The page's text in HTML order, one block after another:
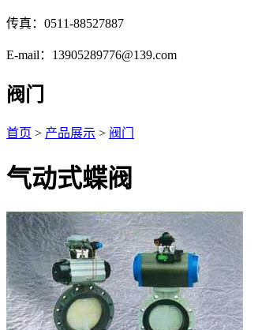
传真：0511-88527887
E-mail：13905289776@139.com
阀门
首页 > 产品展示 > 阀门
气动式蝶阀